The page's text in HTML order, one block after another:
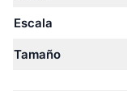
Escala
Tamaño